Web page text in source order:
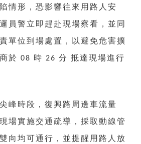
情形，恐影響往來用路人安
員警立即趕赴現場察看，並同
單位到場處置，以避免危害擴
於 08 時 26分 抵達現場進行
峰時段，復興路周邊車流量
場實施交通疏導，採取動線管
向均可通行，並提醒用路人放